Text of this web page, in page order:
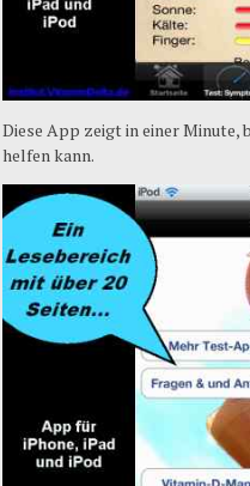
Diese App zeigtineinerMinute,
helfen kann.